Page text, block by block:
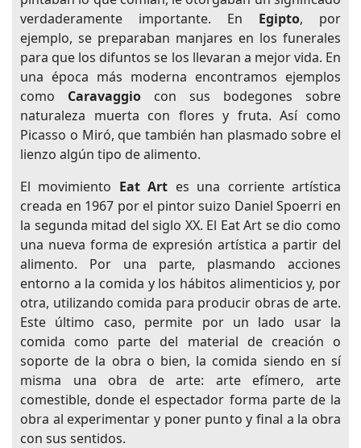
verdaderamente importante. En Egipto, por
ejemplo, se preparaban manjares en los funerales
para que los difuntos se los llevaran a mejor vida. En
una época más moderna encontramos ejemplos
como Caravaggio con sus bodegones sobre
naturaleza muerta con flores y fruta. Así como
Picasso o Miró, que también han plasmado sobre el
lienzo algún tipo de alimento.
El movimiento Eat Art es una corriente artística
creada en 1967 por el pintor suizo Daniel Spoerri en
la segunda mitad del siglo XX. El Eat Art se dio como
una nueva forma de expresión artística a partir del
alimento. Por una parte, plasmando acciones
entorno a la comida y los hábitos alimenticios y, por
otra, utilizando comida para producir obras de arte.
Este último caso, permite por un lado usar la
comida como parte del material de creación o
soporte de la obra o bien, la comida siendo en sí
misma una obra de arte: arte efímero, arte
comestible, donde el espectador forma parte de la
obra al experimentar y poner punto y final a la obra
con sus sentidos.